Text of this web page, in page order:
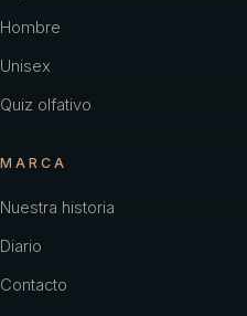
Hombre
Unisex
Quiz olfativo
MARCA
Nuestra historia
Diario
Contacto